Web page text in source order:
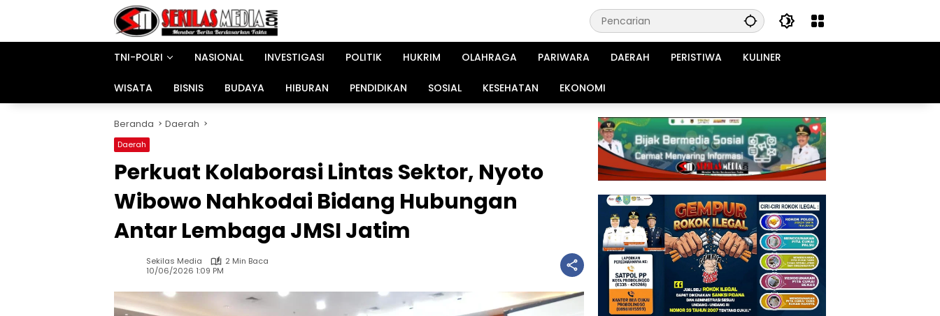
TNI-POLRI
NASIONAL INVESTIGASI POLITIK HUKRIM OLAHRAGA PARIWARA DAERAH PERISTIWA KULINER
WISATA BISNIS BUDAYA HIBURAN PENDIDIKAN SOSIAL KESEHATAN EKONOMI
Beranda Daerah
Daerah
Perkuat Kolaborasi Lintas Sektor, Nyoto
Wibowo Nahkodai Bidang Hubungan
Antar Lembaga JMSI Jatim
Sekilas Media
2 Min Baca
10/06/2026 1:09 PM